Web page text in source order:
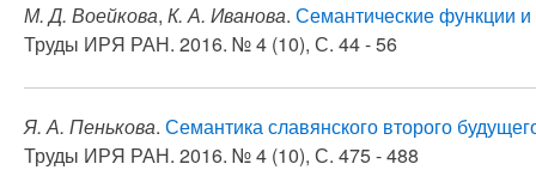
М. Д. Воейкова, К. А. Иванова. Семантические функции и
Труды ИРЯ РАН. 2016. № 4 (10), С. 44 - 56
Я. А. Пенькова. Семантика славянского второго
Труды ИРЯ РАН. 2016. № 4 (10), С. 475 - 488